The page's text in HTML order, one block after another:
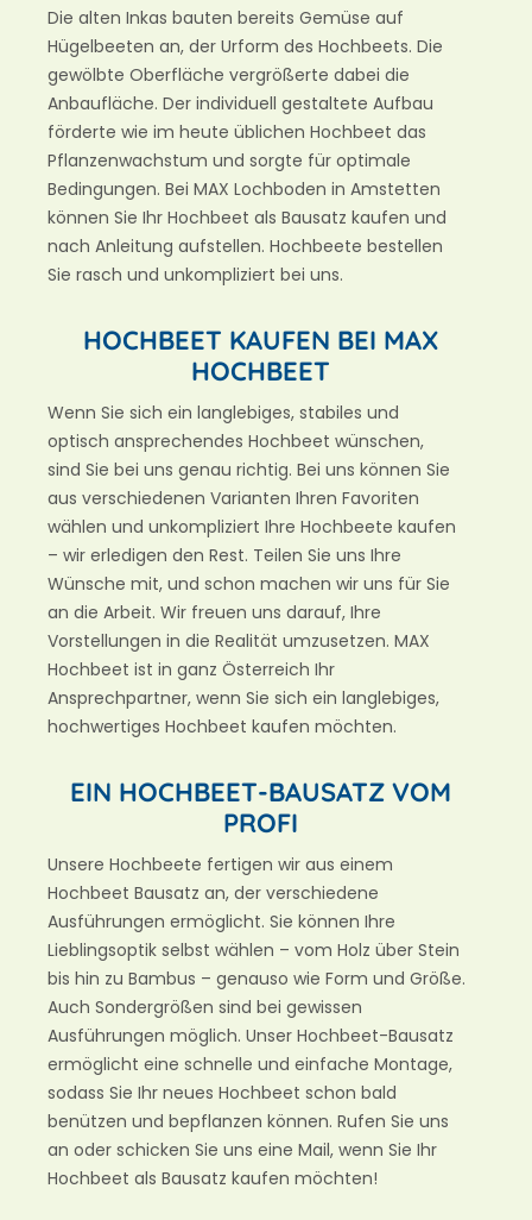
Die alten Inkas bauten bereits Gemüse auf
Hügelbeeten an, der Urform des Hochbeets. Die
gewölbte Oberfläche vergrößerte dabei die
Anbaufläche. Der individuell gestaltete Aufbau
förderte wie im heute üblichen Hochbeet das
Pflanzenwachstum und sorgte für optimale
Bedingungen. Bei MAX Lochboden in Amstetten
können Sie Ihr Hochbeet als Bausatz kaufen und
nach Anleitung aufstellen. Hochbeete bestellen
Sie rasch und unkompliziert bei uns.
HOCHBEET KAUFEN BEI MAX
HOCHBEET
Wenn Sie sich ein langlebiges, stabiles und
optisch ansprechendes Hochbeet wünschen,
sind Sie bei uns genau richtig. Bei uns können Sie
aus verschiedenen Varianten Ihren Favoriten
wählen und unkompliziert Ihre Hochbeete kaufen
– wir erledigen den Rest. Teilen Sie uns Ihre
Wünsche mit, und schon machen wir uns für Sie
an die Arbeit. Wir freuen uns darauf, Ihre
Vorstellungen in die Realität umzusetzen. MAX
Hochbeet ist in ganz Österreich Ihr
Ansprechpartner, wenn Sie sich ein langlebiges,
hochwertiges Hochbeet kaufen möchten.
EIN HOCHBEET-BAUSATZ VOM
PROFI
Unsere Hochbeete fertigen wir aus einem
Hochbeet Bausatz an, der verschiedene
Ausführungen ermöglicht. Sie können Ihre
Lieblingsoptik selbst wählen – vom Holz über Stein
bis hin zu Bambus – genauso wie Form und Größe.
Auch Sondergrößen sind bei gewissen
Ausführungen möglich. Unser Hochbeet-Bausatz
ermöglicht eine schnelle und einfache Montage,
sodass Sie Ihr neues Hochbeet schon bald
benützen und bepflanzen können. Rufen Sie uns
an oder schicken Sie uns eine Mail, wenn Sie Ihr
Hochbeet als Bausatz kaufen möchten!